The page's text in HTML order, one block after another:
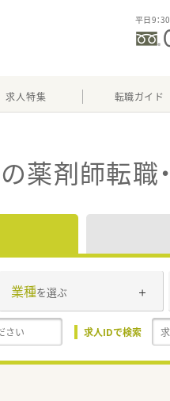
平日9：
求人特集 転職ガイド
の薬剤師転職
業種を選ぶ
求人IDで検索